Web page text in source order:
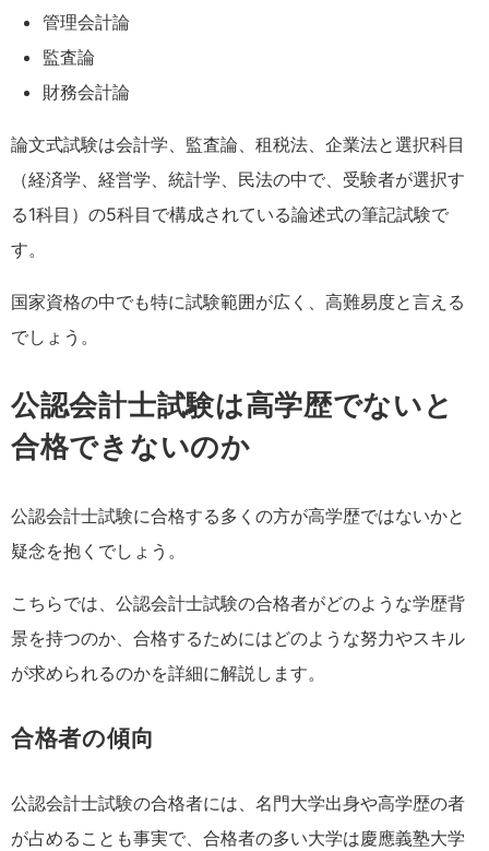
管理会計論
監査論
財務会計論
論文式試験は会計学、監査論、租税法、企業法と選択科目
（経済学、 経営学、 統計学、民法の中で、受験者が選択す
る1科目）の5科目で構成されている論述式の筆記試験で
す。
国家資格の中でも特に試験範囲が広く、高難易度と言える
でしょう。
公認会計士試験は高学歴でないと
合格できないのか
公認会計士試験に合格する多くの方が高学歴ではないかと
疑念を抱くでしょう。
こちらでは、公認会計士試験の合格者がどのような学歴背
景を持つのか、合格するためにはどのような努力やスキル
が求められるのかを詳細に解説します。
合格者の傾向
公認会計士試験の合格者には、名門大学出身や高学歴の者
が占めることも事実で、合格者の多い大学は慶應義塾大学